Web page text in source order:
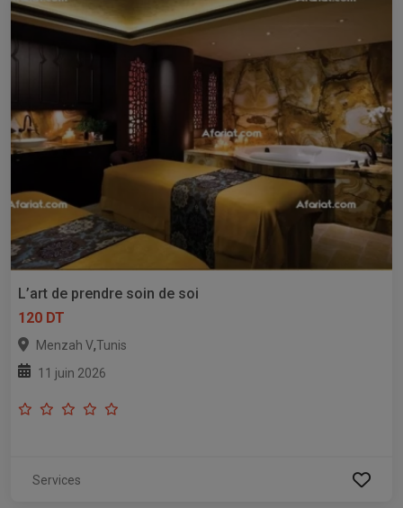
L’art de prendre soin de soi
120 DT
Menzah V,Tunis
11 juin 2026
Services